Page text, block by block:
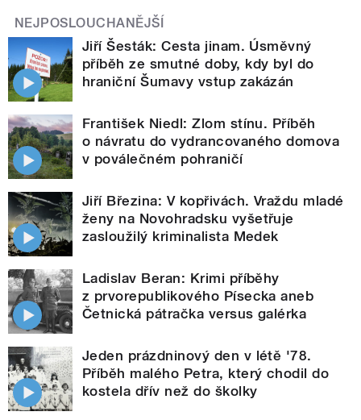
NEJPOSLOUCHANĚJŠÍ
Jiří Šesták: Cesta jinam. Úsměvný
příběh ze smutné doby, kdy byl do
hraniční Šumavy vstup zakázán
František Niedl: Zlom stínu. Příběh
o návratu do vydrancovaného domova
v poválečném pohraničí
Jiří Březina: V kopřivách. Vraždu mladé
ženy na Novohradsku vyšetřuje
zasloužilý kriminalista Medek
Ladislav Beran: Krimi příběhy
z prvorepublikového Písecka aneb
Četnická pátračka versus galérka
Jeden prázdninový den v létě '78.
Příběh malého Petra, který chodil do
kostela dřív než do školky